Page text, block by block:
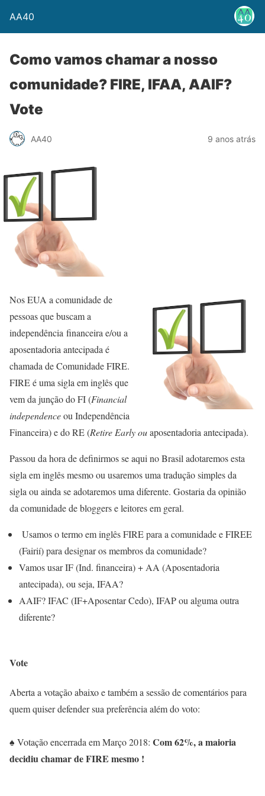
AA40
Como vamos chamar a nosso
comunidade? FIRE, IFAA, AAIF?
Vote
AA40 9 anos atrás
Nos EUA a comunidade de
pessoas que buscam a
independência financeira e/ou a
aposentadoria antecipada é
chamada de Comunidade FIRE.
FIRE é uma sigla em inglês que
vem da junção do FI (Financial
independenceou Independência
Financeira) e do RE (Retire Early ouaposentadoria antecipada).
Passou da hora de definirmos se aqui no Brasil adotaremos esta
sigla em inglês mesmo ou usaremos uma tradução simples da
sigla ou ainda se adotaremos uma diferente. Gostaria da opinião
da comunidade de bloggers e leitores em geral.
Usamos o termo em inglês FIRE para a comunidade e FIREE
(Fairií) para designar os membros da comunidade?
Vamos usar IF (Ind. financeira) + AA (Aposentadoria
antecipada), ou seja, IFAA?
AAIF? IFAC (IF+Aposentar Cedo), IFAP ou alguma outra
diferente?
Vote
Aberta a votação abaixo e também a sessão de comentários para
quem quiser defender sua preferência além do voto:
♠ Votação encerrada em Março 2018: Com 62%, a maioria
decidiu chamar de FIRE mesmo !